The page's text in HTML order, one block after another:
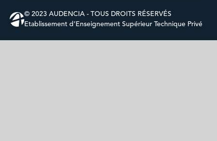
© 2023 AUDENCIA - TOUS DROITS RÉSERVÉS
Etablissement d’Enseignement Supérieur Technique Privé